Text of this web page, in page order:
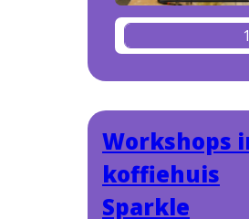
Workshops
koffiehuis
Sparkle